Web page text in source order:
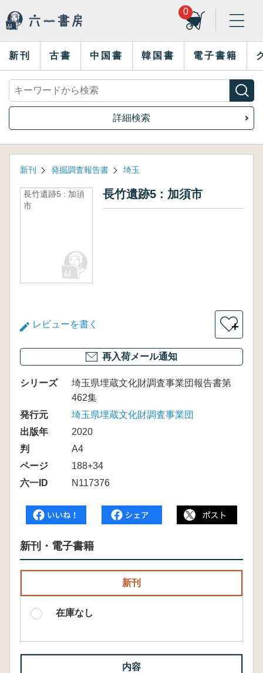
0
新刊 古書 中国書 韓国書 電子書籍
詳細検索
新刊 発掘調査報告書 埼玉
長竹遺跡5 : 加須
市
長竹遺跡5 : 加須市
レビューを書く ＋
再入荷メール通知
シリーズ
埼玉県埋蔵文化財調査事業団報告書第
462集
発行元
埼玉県埋蔵文化財調査事業団
出版年
2020
判
A4
ページ
188+34
六一ID
N117376
新刊・電子書籍
新刊
在庫なし
内容